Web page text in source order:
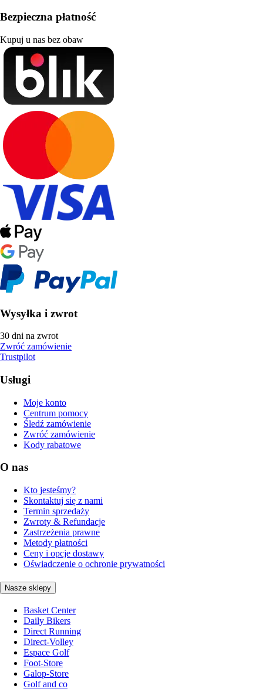
Bezpieczna płatność
Kupuj u nas bez obaw
Wysyłka i zwrot
30 dni na zwrot
Zwróć zamówienie
Trustpilot
Usługi
Moje konto
Centrum pomocy
Śledź zamówienie
Zwróć zamówienie
Kody rabatowe
O nas
Kto jesteśmy?
Skontaktuj się z nami
Termin sprzedaży
Zwroty & Refundacje
Zastrzeżenia prawne
Metody płatności
Ceny i opcje dostawy
Oświadczenie o ochronie prywatności
Nasze sklepy
Basket Center
Daily Bikers
Direct Running
Direct-Volley
Espace Golf
Foot-Store
Galop-Store
Golf and co